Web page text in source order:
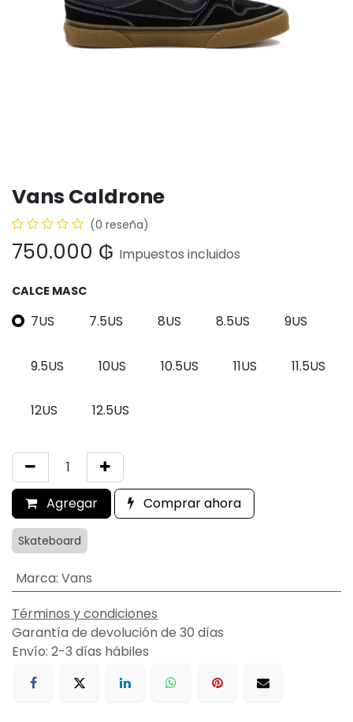
Vans Caldrone
(0 reseña)
750.000 ₲ Impuestos incluidos
CALCE MASC
7US 7.5US 8US 8.5US 9US
9.5US 10US 10.5US 11US 11.5US
12US 12.5US
Agregar Comprar ahora
Skateboard
Marca: Vans
Términos y condiciones
Garantía de devolución de 30 días
Envío: 2-3 días hábiles